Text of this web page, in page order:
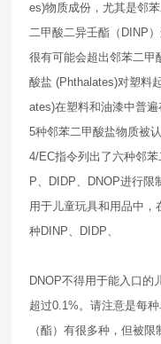
es)物质成份，尤其是邻
二甲酸二异壬酯（DINP
很有可能会超出邻苯二
酸盐 (Phthalates)对塑料
ates)在塑料和油漆中普
5种邻苯二甲酸盐物质被
4/EC指令列出了六种邻
P、DIDP、DNOP进行
用于儿童玩具和用品中，
种DINP、DIDP、
DNOP不得用于能入口的
超过0.1%。请注意是每
（酯）有很多种，但被